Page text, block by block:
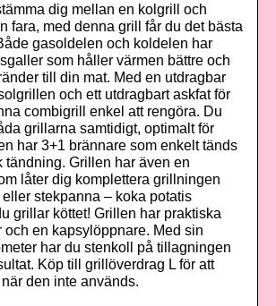
dig mellan en kolgrill och
fara, med denna grill får du det bästa
gasoldelen och koldelen har
som håller värmen bättre och
till din mat. Med en utdragbar
och ett utdragbart askfat för
combigrill enkel att rengöra. Du
grillarna samtidigt, optimalt för
har 3+1 brännare som enkelt tänds
tändning. Grillen har även en
låter dig komplettera grillningen
stekpanna – koka potatis
grillar köttet! Grillen har praktiska
och en kapsylöppnare. Med sin
har du stenkoll på tillagningen
Köp till grillöverdrag L för att
den inte används.